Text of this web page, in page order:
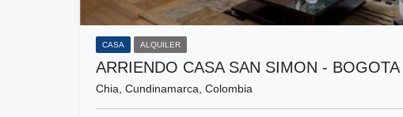
CASA ALQUILER
ARRIENDO CASA SAN SIMON - BOGOTA
Chia, Cundinamarca, Colombia